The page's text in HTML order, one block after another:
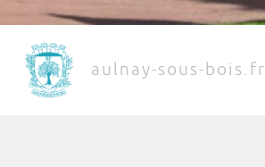
aulnay-sous-bois.fr